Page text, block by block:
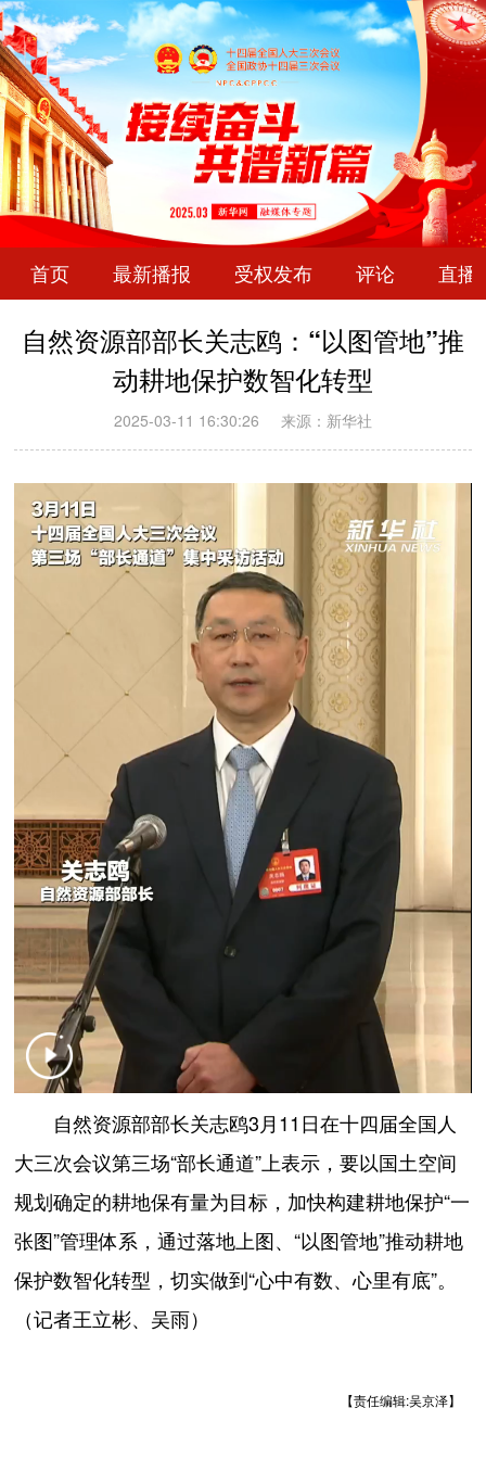
首页 最新播报 受权发布 评论 直播
自然资源部部长关志鸥：“以图管地”推
动耕地保护数智化转型
2025-03-11 16:30:26 来源：新华社
自然资源部部长关志鸥3月11日在十四届全国人
大三次会议第三场“部长通道”上表示，要以国土空间
规划确定的耕地保有量为目标，加快构建耕地保护“一
张图”管理体系，通过落地上图、“以图管地”推动耕地
保护数智化转型，切实做到“心中有数、心里有底”。
（记者王立彬、吴雨）
【责任编辑:吴京泽】